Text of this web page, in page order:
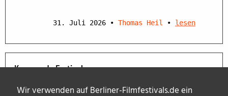
Wir verwenden auf Berliner-Filmfestivals.de ein
31. Juli 2026 • Thomas Heil • lesen
Kommende Festivals